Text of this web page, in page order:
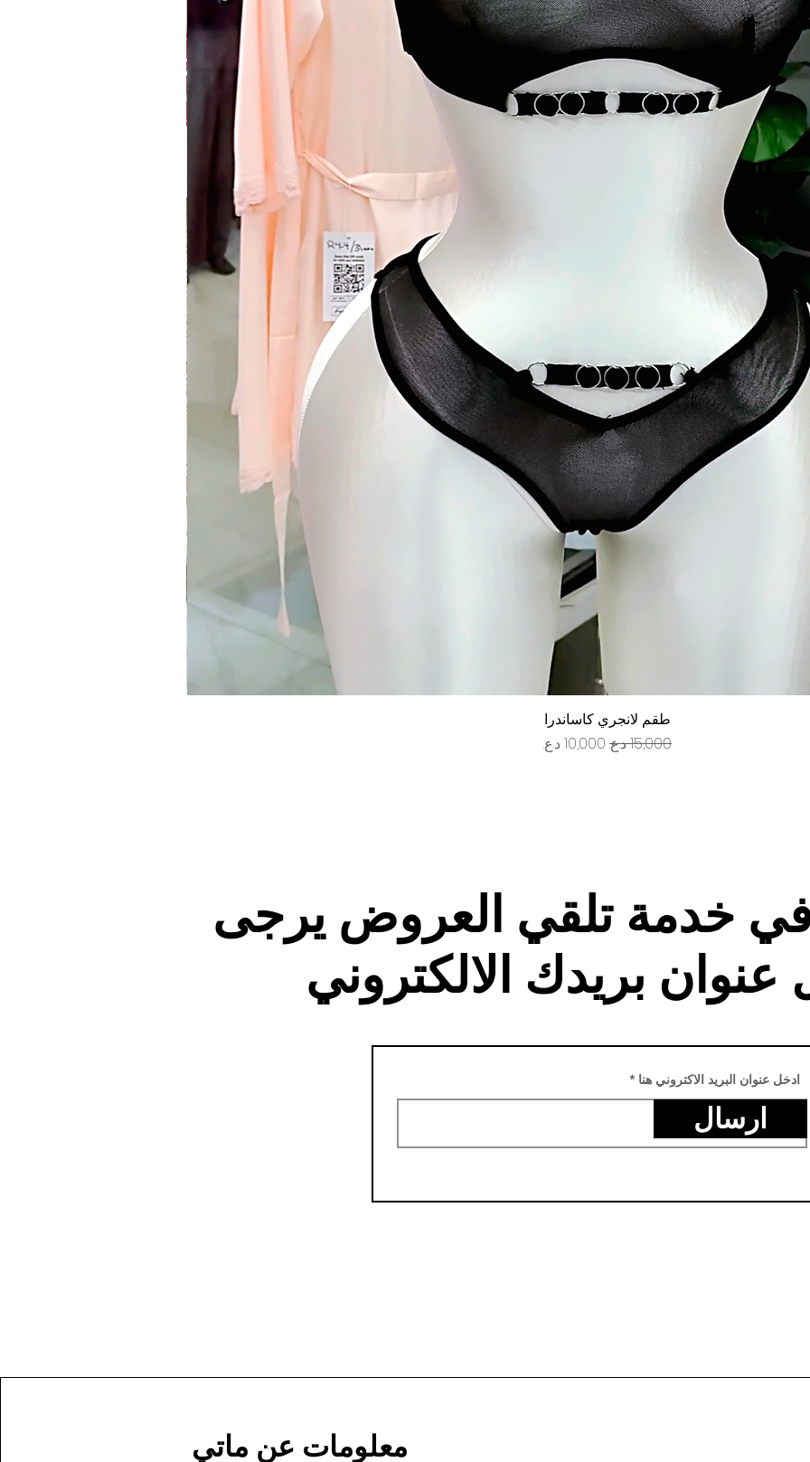
العرض السريع
طقم لانجري كاساندرا
سعر عادي سعر البيع
خدمة تلقي العروض يرجى
عنوان بريدك الالكتروني
ادخل عنوان البريد الاكتروني هنا
ارسال
معلومات عن ماتي